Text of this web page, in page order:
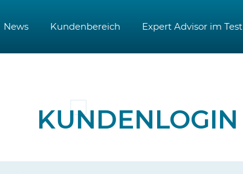
News Kundenbereich Expert Advisor im Test
KUNDENLOGIN